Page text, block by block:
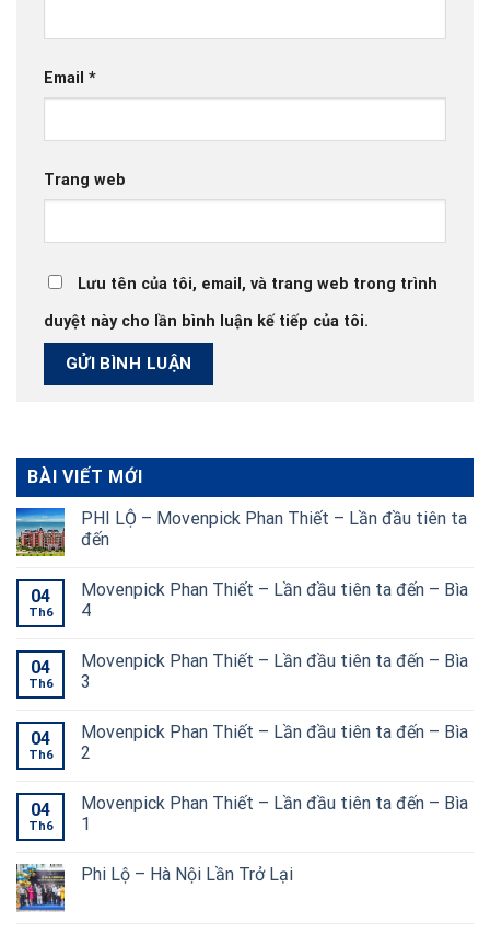
Email *
Trang web
Lưu tên của tôi, email, và trang web trong trình
duyệt này cho lần bình luận kế tiếp của tôi.
BÀI VIẾT MỚI
PHI LỘ – Movenpick Phan Thiết – Lần đầu tiên ta
đến
04
Th6
Movenpick Phan Thiết – Lần đầu tiên ta đến – Bìa
4
04
Th6
Movenpick Phan Thiết – Lần đầu tiên ta đến – Bìa
3
04
Th6
Movenpick Phan Thiết – Lần đầu tiên ta đến – Bìa
2
04
Th6
Movenpick Phan Thiết – Lần đầu tiên ta đến – Bìa
1
Phi Lộ – Hà Nội Lần Trở Lại